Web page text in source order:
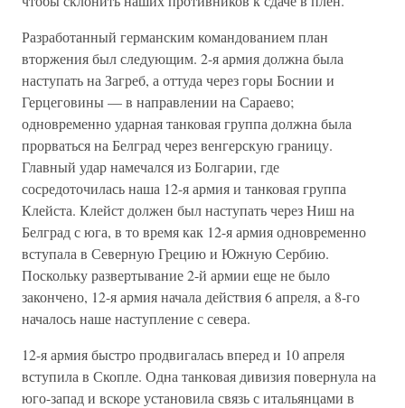
Разработанный германским командованием план
вторжения был следующим. 2-я армия должна была
наступать на Загреб, а оттуда через горы Боснии и
Герцеговины — в направлении на Сараево;
одновременно ударная танковая группа должна была
прорваться на Белград через венгерскую границу.
Главный удар намечался из Болгарии, где
сосредоточилась наша 12-я армия и танковая группа
Клейста. Клейст должен был наступать через Ниш на
Белград с юга, в то время как 12-я армия одновременно
вступала в Северную Грецию и Южную Сербию.
Поскольку развертывание 2-й армии еще не было
закончено, 12-я армия начала действия 6 апреля, а 8-го
началось наше наступление с севера.
12-я армия быстро продвигалась вперед и 10 апреля
вступила в Скопле. Одна танковая дивизия повернула на
юго-запад и вскоре установила связь с итальянцами в